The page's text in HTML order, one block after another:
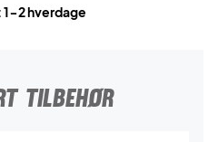
1-2 hverdage
TILBEHØR